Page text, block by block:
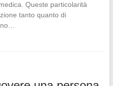
Queste particolarità
tanto quanto di